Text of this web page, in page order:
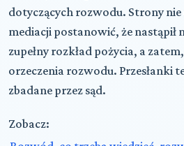
dotyczących rozwodu. Strony
mediacji postanowić, że nastąpił
zupełny rozkład pożycia, a
orzeczenia rozwodu. Przesłanki
zbadane przez sąd.
Zobacz: